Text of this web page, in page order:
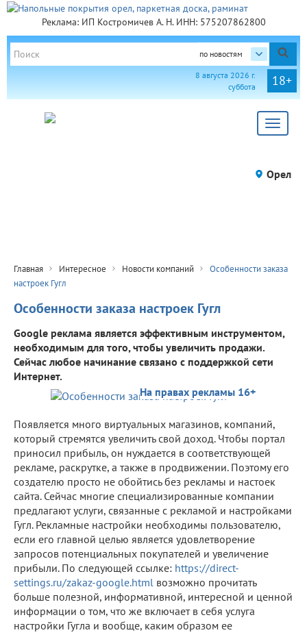
Реклама: ИП Костромичев А. Н. ИНН: 575207862800
по новостям
18+
8 августа 2026 г.
суббота
Toggle
Орел
Главная Интересное Новости компаний
Особенности заказа
настроек Гугл
Особенности заказа настроек Гугл
Google реклама является эффективным инструментом,
необходимым для того, чтобы увеличить продажи.
Сейчас любое начинание связано с поддержкой сети
Интернет.
На правах рекламы 16+
Появляется много виртуальных магазинов, компаний,
который стремятся увеличить свой доход. Чтобы портал
приносил прибыль, он нуждается в соответствующей
рекламе, раскрутке, а также в продвижении. Поэтому его
создателю просто не обойтись без рекламы и настоек
сайта. Сейчас многие специализированные компании
предлагают услуги, связанные с рекламой и настройками
Гугл. Рекламные настройки необходимы пользователю,
если его главной целью является удовлетворение
запросов потенциальных покупателей и увеличение
прибыли. По следующей ссылке: https://direct-
settings.ru/zakaz-google.html возможно прочитать
больше полезной, информативной, интересной и ценной
информации о том, что же включает в себя услуга
настройки Гугла и вообще, каким образом ее